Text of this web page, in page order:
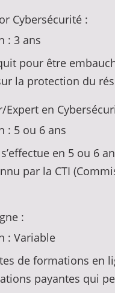
Cybersécurité :
: 3 ans
pour être
la protection du
Expert en
: 5 ou 6 ans
en 5 ou 6
par la CTI
:
: Variable
de formations en
payantes qui